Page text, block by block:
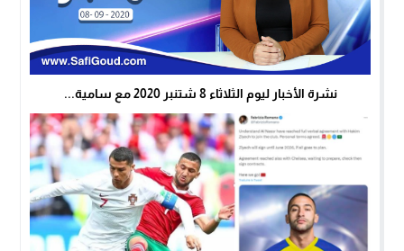
نشرة الأخبار ليوم الثلاثاء 8 شتنبر 2020 مع سامية...